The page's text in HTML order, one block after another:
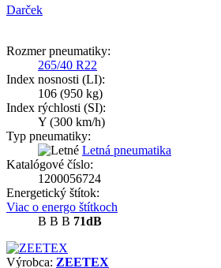
Darček
Rozmer pneumatiky:
265/40 R22
Index nosnosti (LI):
106 (950 kg)
Index rýchlosti (SI):
Y (300 km/h)
Typ pneumatiky:
Letná pneumatika
Katalógové číslo:
1200056724
Energetický štítok:
Viac o energo štítkoch
B B B 71dB
Výrobca: ZEETEX